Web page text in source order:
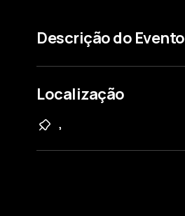
Descrição do Evento
Localização
,